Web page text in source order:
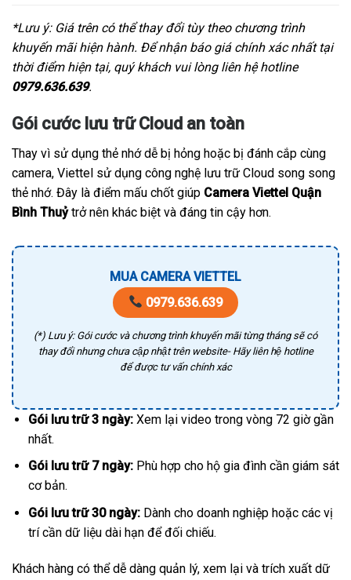
*Lưu ý: Giá trên có thể thay đổi tùy theo chương trình
khuyến mãi hiện hành. Để nhận báo giá chính xác nhất tại
thời điểm hiện tại, quý khách vui lòng liên hệ hotline
0979.636.639.
Gói cước lưu trữ Cloud an toàn
Thay vì sử dụng thẻ nhớ dễ bị hỏng hoặc bị đánh cắp cùng
camera, Viettel sử dụng công nghệ lưu trữ Cloud song song
thẻ nhớ. Đây là điểm mấu chốt giúp Camera Viettel Quận
Bình Thuỷtrở nên khác biệt và đáng tin cậy hơn.
MUA CAMERA VIETTEL
0979.636.639
(*) Lưu ý: Gói cước và chương trình khuyến mãi từng tháng sẽ có
thay đổi nhưng chưa cập nhật trên website- Hãy liên hệ hotline
để được tư vấn chính xác
Gói lưu trữ 3 ngày:Xem lại video trong vòng 72 giờ gần
nhất.
Gói lưu trữ 7 ngày:Phù hợp cho hộ gia đình cần giám sát
cơ bản.
Gói lưu trữ 30 ngày:Dành cho doanh nghiệp hoặc các vị
trí cần dữ liệu dài hạn để đối chiếu.
Khách hàng có thể dễ dàng quản lý, xem lại và trích xuất dữ